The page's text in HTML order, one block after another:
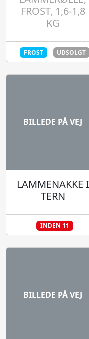
FROST, 1,6-1,8
KG
FROST UDSOLGT
BILLEDE PÅ VEJ
LAMMENAKKE I
TERN
INDEN 11
BILLEDE PÅ VEJ